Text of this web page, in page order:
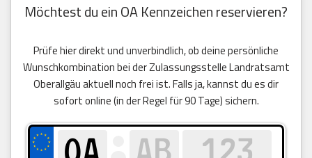
Möchtest du ein OA Kennzeichen reservieren?
Prüfe hier direkt und unverbindlich, ob deine persönliche
Wunschkombination bei der Zulassungsstelle Landratsamt
Oberallgäu aktuell noch frei ist. Falls ja, kannst du es dir
sofort online (in der Regel für 90 Tage) sichern.